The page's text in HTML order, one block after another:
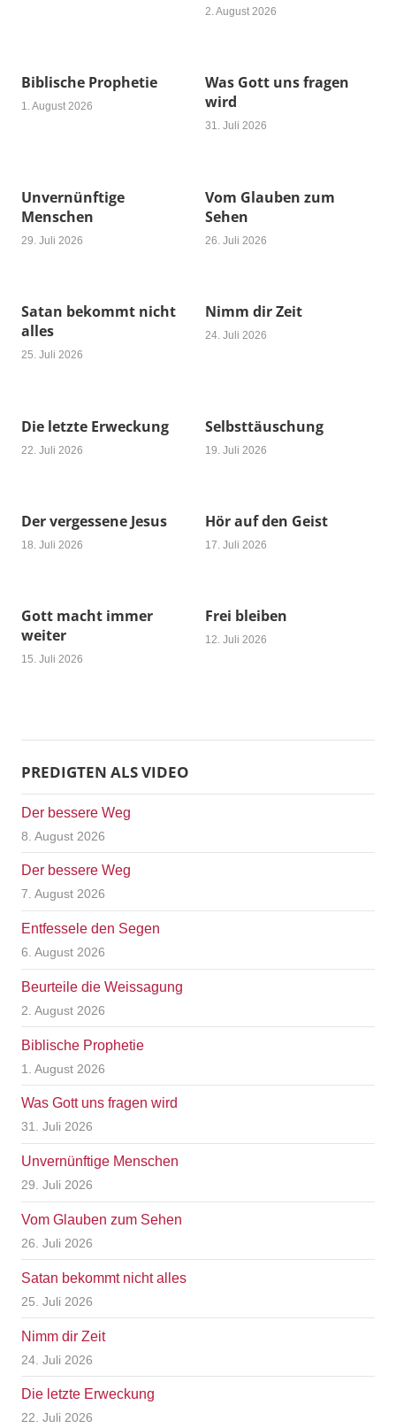
2. August 2026
Biblische Prophetie
1. August 2026
Was Gott uns fragen
wird
31. Juli 2026
Unvernünftige
Menschen
29. Juli 2026
Vom Glauben zum
Sehen
26. Juli 2026
Satan bekommt nicht
alles
25. Juli 2026
Nimm dir Zeit
24. Juli 2026
Die letzte Erweckung
22. Juli 2026
Selbsttäuschung
19. Juli 2026
Der vergessene Jesus
18. Juli 2026
Hör auf den Geist
17. Juli 2026
Gott macht immer
weiter
15. Juli 2026
Frei bleiben
12. Juli 2026
PREDIGTEN ALS VIDEO
Der bessere Weg
8. August 2026
Der bessere Weg
7. August 2026
Entfessele den Segen
6. August 2026
Beurteile die Weissagung
2. August 2026
Biblische Prophetie
1. August 2026
Was Gott uns fragen wird
31. Juli 2026
Unvernünftige Menschen
29. Juli 2026
Vom Glauben zum Sehen
26. Juli 2026
Satan bekommt nicht alles
25. Juli 2026
Nimm dir Zeit
24. Juli 2026
Die letzte Erweckung
22. Juli 2026